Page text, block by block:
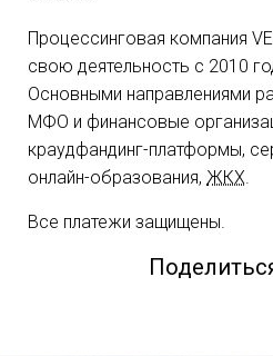
Процессинговая компания
свою деятельность с 2010
Основными направлениями
МФО и финансовые
краудфандинг-платформы,
онлайн-образования, ЖКХ.
Все платежи защищены.